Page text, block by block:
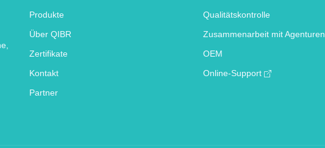
Produkte
Über QIBR
Zertifikate
Kontakt
Partner
Qualitätskontrolle
Zusammenarbeit mit Agenturen
OEM
Online-Support